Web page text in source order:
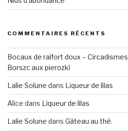
COMMENTAIRES RÉCENTS
Bocaux de raifort doux – Circadismes
Borszc aux pierozki
Lalie Solune dans Liqueur de lilas
Alice dans Liqueur de lilas
Lalie Solune dans Gâteau au thé.